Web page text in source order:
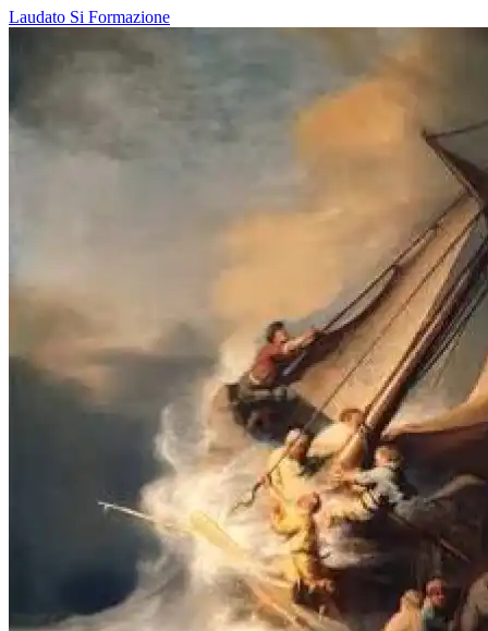
Laudato Si Formazione